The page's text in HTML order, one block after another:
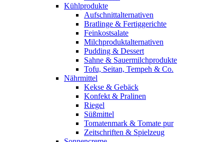
Kühlprodukte
Aufschnittalternativen
Bratlinge & Fertiggerichte
Feinkostsalate
Milchproduktalternativen
Pudding & Dessert
Sahne & Sauermilchprodukte
Tofu, Seitan, Tempeh & Co.
Nährmittel
Kekse & Gebäck
Konfekt & Pralinen
Riegel
Süßmittel
Tomatenmark & Tomate pur
Zeitschriften & Spielzeug